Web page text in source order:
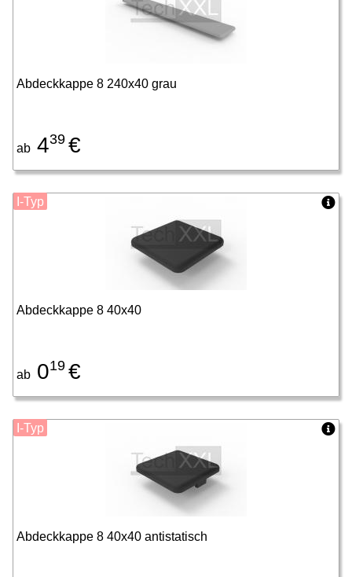
Abdeckkappe 8 240x40 grau
ab 439 €
Abdeckkappe 8 40x40
ab 019 €
I-Typ
Abdeckkappe 8 40x40 antistatisch
I-Typ